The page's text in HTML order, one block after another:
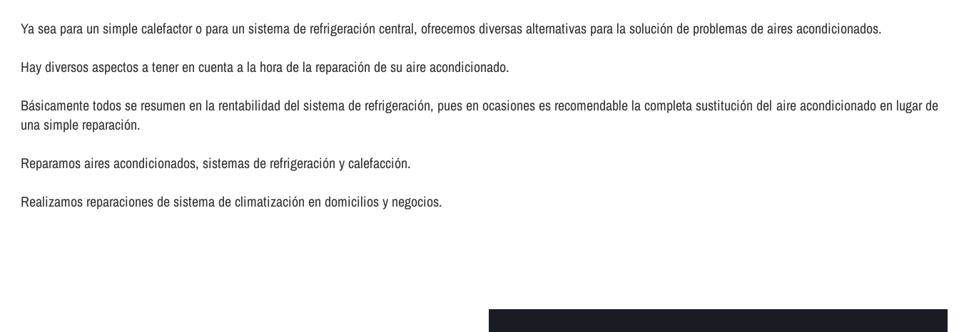
Ya sea para un simple calefactor o para un sistema de refrigeración central, ofrecemos diversas alternativas para la solución de problemas de aires acondicionados.
Hay diversos aspectos a tener en cuenta a la hora de la reparación de su aire acondicionado.
Básicamente todos se resumen en la rentabilidad del sistema de refrigeración, pues en ocasiones es recomendable la completa sustitución del aire acondicionado en lugar de
una simple reparación.
Reparamos aires acondicionados, sistemas de refrigeración y calefacción.
Realizamos reparaciones de sistema de climatización en domicilios y negocios.